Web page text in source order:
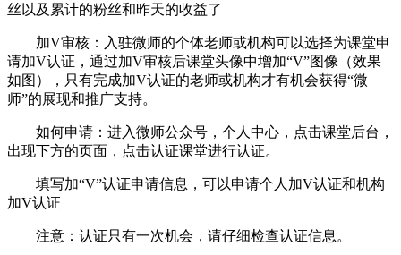
丝以及累计的粉丝和昨天的收益了
加V审核：入驻微师的个体老师或机构可以选择为课堂申
请加V认证，通过加V审核后课堂头像中增加“V”图像（效果
如图），只有完成加V认证的老师或机构才有机会获得“微
师”的展现和推广支持。
如何申请：进入微师公众号，个人中心，点击课堂后台，
出现下方的页面，点击认证课堂进行认证。
填写加“V”认证申请信息，可以申请个人加V认证和机构
加V认证
注意：认证只有一次机会，请仔细检查认证信息。